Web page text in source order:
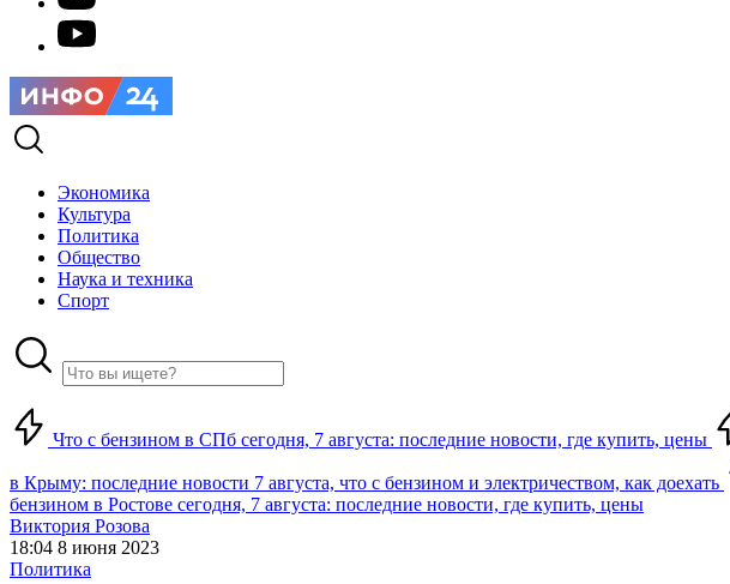
Экономика
Культура
Политика
Общество
Наука и техника
Спорт
Что с бензином в СПб сегодня, 7 августа: последние новости, где купить, цены
в Крыму: последние новости 7 августа, что с бензином и электричеством, как доехать
бензином в Ростове сегодня, 7 августа: последние новости, где купить, цены
Виктория Розова
18:04 8 июня 2023
Политика